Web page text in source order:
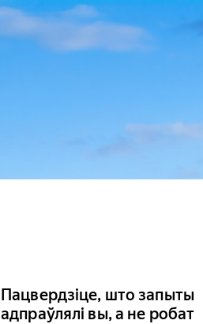
Пацвердзіце, што запыты
адпраўлялі вы, а не робат